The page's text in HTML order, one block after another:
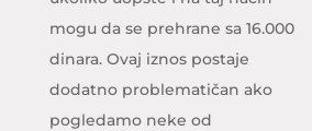
mogu da se prehrane sa 16.000
dinara. Ovaj iznos postaje
dodatno problematičan ako
pogledamo neke od